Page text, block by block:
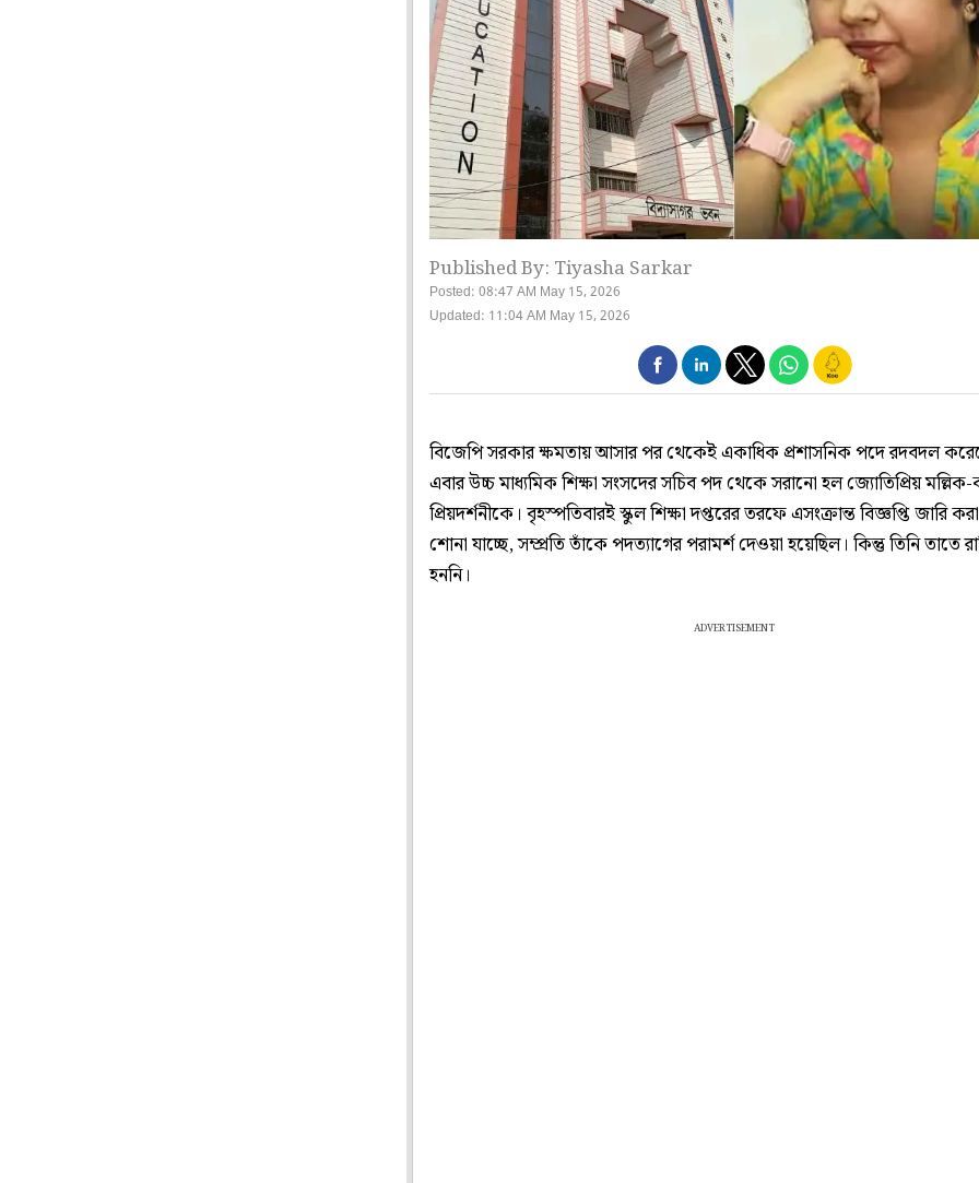
Published By: Tiyasha Sarkar
Posted: 08:47 AM May 15, 2026
Updated: 11:04 AM May 15, 2026
বিজেপি সরকার ক্ষমতায় আসার পর থেকেই একাধিক প্রশাসনিক পদে রদবদল
এবার উচ্চ মাধ্যমিক শিক্ষা সংসদের সচিব পদ থেকে সরানো হল জ্যোতিপ্রিয় মল্লিক-
প্রিয়দর্শনীকে। বৃহস্পতিবারই স্কুল শিক্ষা দপ্তরের তরফে এসংক্রান্ত বিজ্ঞপ্তি জারি
শোনা যাচ্ছে, সম্প্রতি তাঁকে পদত্যাগের পরামর্শ দেওয়া হয়েছিল। কিন্তু তিনি তাতে
হননি।
ADVERTISEMENT